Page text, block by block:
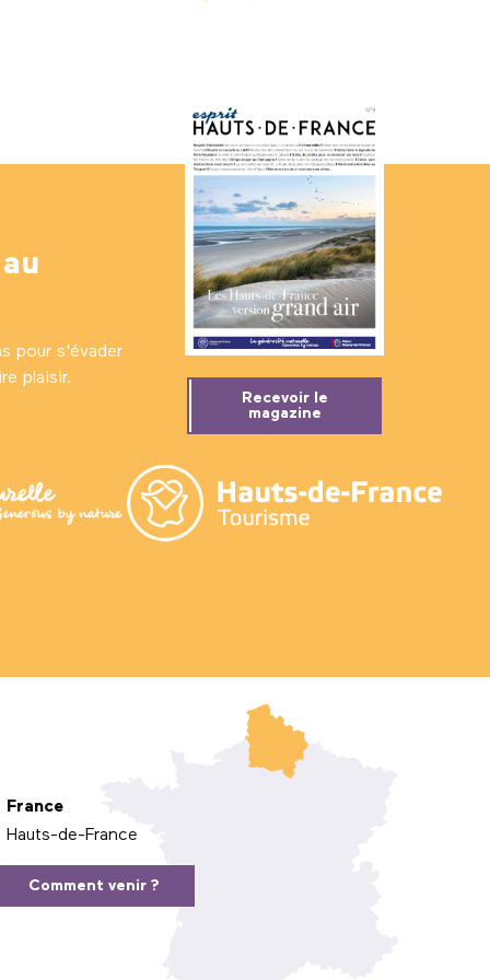
pour s'évader
plaisir.
Recevoir le
magazine
France
Hauts-de-France
Comment venir ?